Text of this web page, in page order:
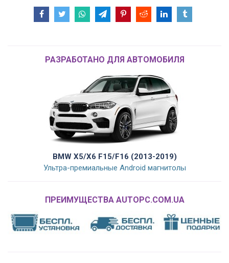
РАЗРАБОТАНО ДЛЯ АВТОМОБИЛЯ
BMW X5/X6 F15/F16 (2013-2019)
Ультра-премиальные Android магнитолы
ПРЕИМУЩЕСТВА AUTOPC.COM.UA